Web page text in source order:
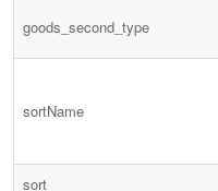
goods_second_type
sortName
sort